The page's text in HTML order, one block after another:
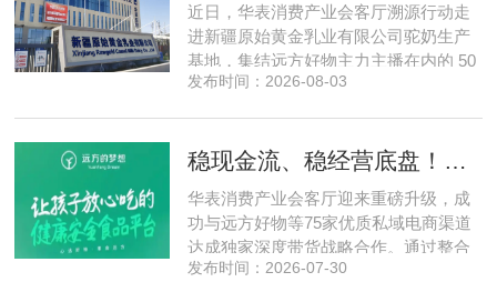
数据规模才是决定行业拐点的核心
近日，华表消费产业会客厅溯源行动走
进新疆原始黄金乳业有限公司驼奶生产
基地，集结远方好物主力主播在内的 50
位头部私域主播组团深入工厂一线实地
源同步联动，以沉浸式实景打卡、全流
式，全方位拆解新疆优质驼奶
发布时间：2026-08-03
华表消费产业会客厅迎来重磅升级，成
功与远方好物等75家优质私域电商渠道
达成独家深度带货战略合作。通过整合
全网顶尖私域资源，项目搭建起全国性
发布时间：2026-07-30